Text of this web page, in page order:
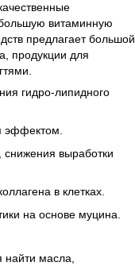
витаминную
предлагает большой
продукции для
гидро-липидного
эффектом.
снижения выработки
в клетках.
на основе муцина.
найти масла,